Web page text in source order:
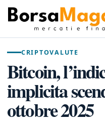
CRIPTOVALUTE
Bitcoin,
implicita
ottobre 2025